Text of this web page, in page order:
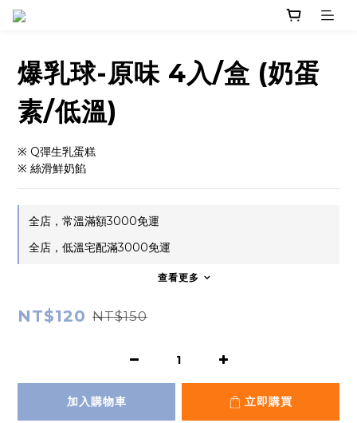
爆乳球-原味 4入/盒 (奶蛋
素/低溫)
※ Q彈生乳蛋糕
※ 絲滑鮮奶餡
全店，常溫滿額3000免運
全店，低溫宅配滿3000免運
查看更多
NT$120 NT$150
加入購物車 立即購買